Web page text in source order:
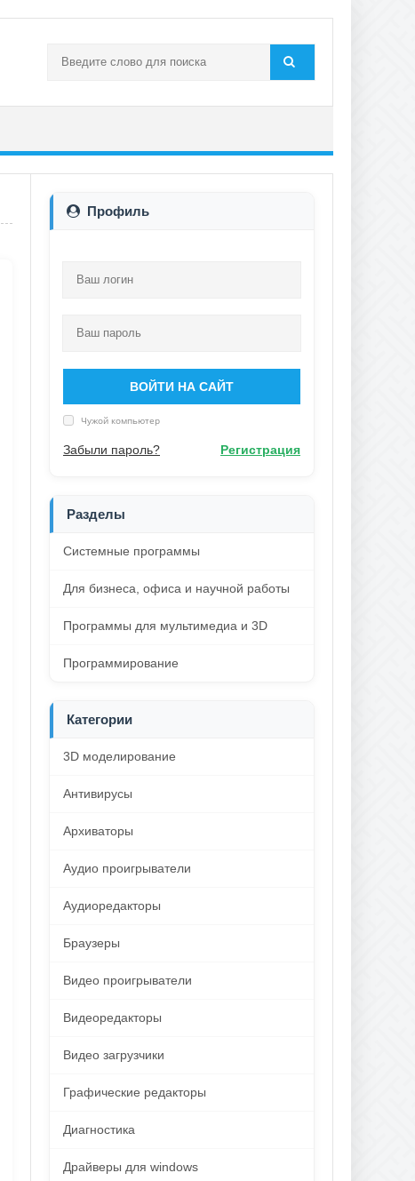
Профиль
ВОЙТИ НА САЙТ
Чужой компьютер
Забыли пароль? Регистрация
Разделы
Системные программы
Для бизнеса, офиса и научной работы
Программы для мультимедиа и 3D
Программирование
Категории
3D моделирование
Антивирусы
Архиваторы
Аудио проигрыватели
Аудиоредакторы
Браузеры
Видео проигрыватели
Видеоредакторы
Видео загрузчики
Графические редакторы
Диагностика
Драйверы для windows